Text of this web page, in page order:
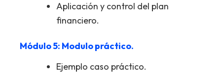
Aplicación y control del plan
financiero.
Módulo 5: Modulo práctico.
Ejemplo caso práctico.